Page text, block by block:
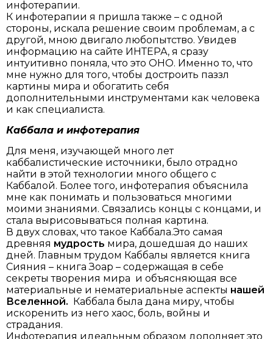
инфотерапии.
К инфотерапии я пришла также – с одной
стороны, искала решение своим проблемам, а с
другой, мною двигало любопытство. Увидев
информацию на сайте ИНТЕРА, я сразу
интуитивно поняла, что это ОНО. Именно то, что
мне нужно для того, чтобы достроить паззл
картины мира и обогатить себя
дополнительными инструментами как человека
и как специалиста.
Каббала и инфотерапия
Для меня, изучающей много лет
каббалистические источники, было отрадно
найти в этой технологии много общего с
Каббалой. Более того, инфотерапия объяснила
мне как понимать и пользоваться многими
моими знаниями. Связались концы с концами, и
стала вырисовываться полная картина.
В двух словах, что такое Каббала.Это самая
древняя мудрость мира, дошедшая до наших
дней. Главным трудом Каббалы является книга
Сияния – книга Зоар – содержащая в себе
секреты творения мира и объясняющая все
материальные и нематериальные аспекты нашей
Вселенной.
Каббала была дана миру, чтобы
искоренить из него хаос, боль, войны и
страдания.
Инфотерапия идеальным образом дополняет это